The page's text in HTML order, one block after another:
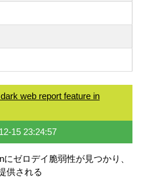
web report feature in
15 23:24:57
ゼロデイ脆弱性が見つかり、
供される